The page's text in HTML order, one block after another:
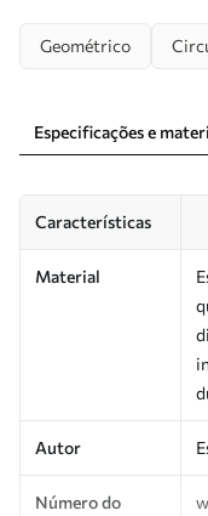
Geométrico
Especificações e
Características
Material
Autor
Número do